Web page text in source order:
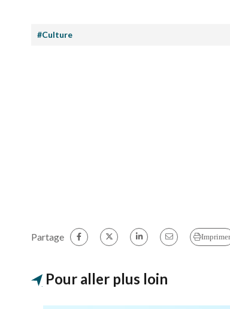
#Culture
Partage Imprimer
Pour aller plus loin